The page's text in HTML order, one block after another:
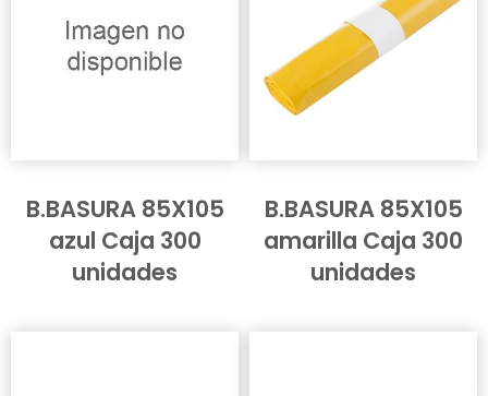
B.BASURA 85X105
azul Caja 300
unidades
B.BASURA 85X105
amarilla Caja 300
unidades